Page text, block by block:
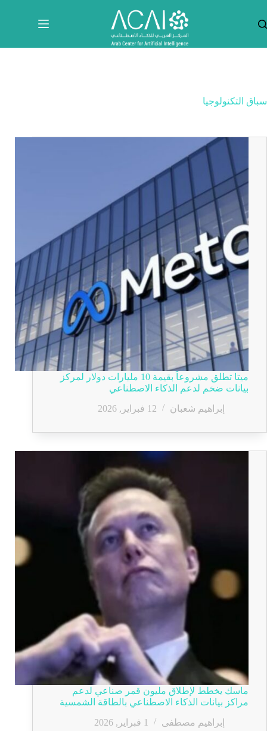
المحتوى
سباق التكنولوجيا
ميتا تطلق مشروعاً بقيمة 10 مليارات دولار لمركز
بيانات ضخم لدعم الذكاء الاصطناعي
إبراهيم شعبان
12 فبراير, 2026
ماسك يخطط لإطلاق مليون قمر صناعي لدعم
مراكز بيانات الذكاء الاصطناعي بالطاقة الشمسية
إبراهيم مصطفى
1 فبراير, 2026